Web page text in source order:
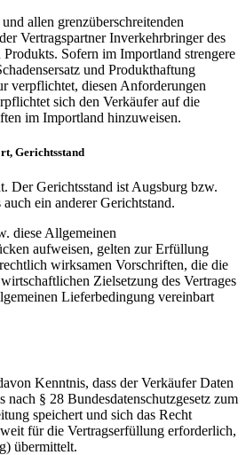
allen grenzüberschreitenden
Vertragspartner Inverkehrbringer des
Sofern im Importland strengere
und Produkthaftung
verpflichtet, diesen Anforderungen
sich den Verkäufer auf die
im Importland hinzuweisen.
Gerichtsstand
Der Gerichtsstand ist Augsburg bzw.
ein anderer Gerichtstand.
diese Allgemeinen
aufweisen, gelten zur Erfüllung
wirksamen Vorschriften, die die
Zielsetzung des Vertrages
Lieferbedingung vereinbart
Kenntnis, dass der Verkäufer Daten
nach § 28 Bundesdatenschutzgesetz zum
speichert und sich das Recht
für die Vertragserfüllung erforderlich,
übermittelt.